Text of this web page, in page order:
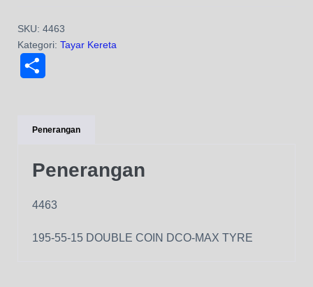
SKU: 4463
Kategori: Tayar Kereta
e
Penerangan
Penerangan
4463
195-55-15 DOUBLE COIN DCO-MAX TYRE